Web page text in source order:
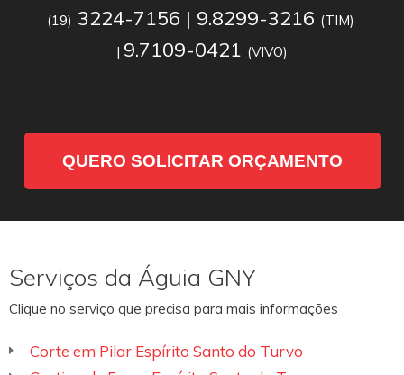
(19) 3224-7156 | 9.8299-3216 (TIM)
| 9.7109-0421 (VIVO)
QUERO SOLICITAR ORÇAMENTO
Serviços da Águia GNY
Clique no serviço que precisa para mais informações
Corte em Pilar Espírito Santo do Turvo